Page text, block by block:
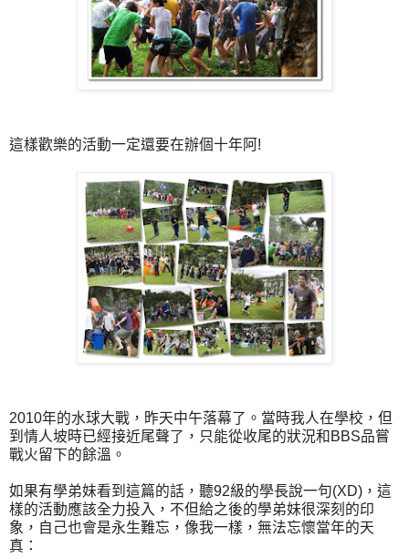
這樣歡樂的活動一定還要在辦個十年阿!
2010年的水球大戰，昨天中午落幕了。當時我人在學校，但
到情人坡時已經接近尾聲了，只能從收尾的狀況和BBS品嘗
戰火留下的餘溫。
如果有學弟妹看到這篇的話，聽92級的學長說一句(XD)，這
樣的活動應該全力投入，不但給之後的學弟妹很深刻的印
象，自己也會是永生難忘，像我一樣，無法忘懷當年的天
真：